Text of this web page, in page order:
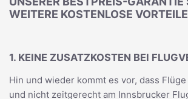
WEITERE KOSTENLOSE
1. KEINE ZUSATZKOSTEN BEI
Hin und wieder kommt es vor, dass
und nicht zeitgerecht am Innsbrucker